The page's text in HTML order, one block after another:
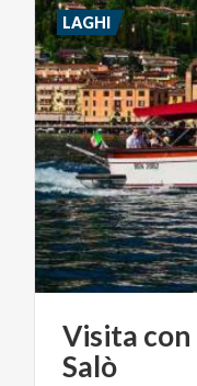
Visita con
Salò
LAGHI